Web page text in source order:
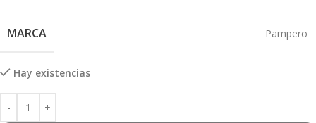
MARCA Pampero
Hay existencias